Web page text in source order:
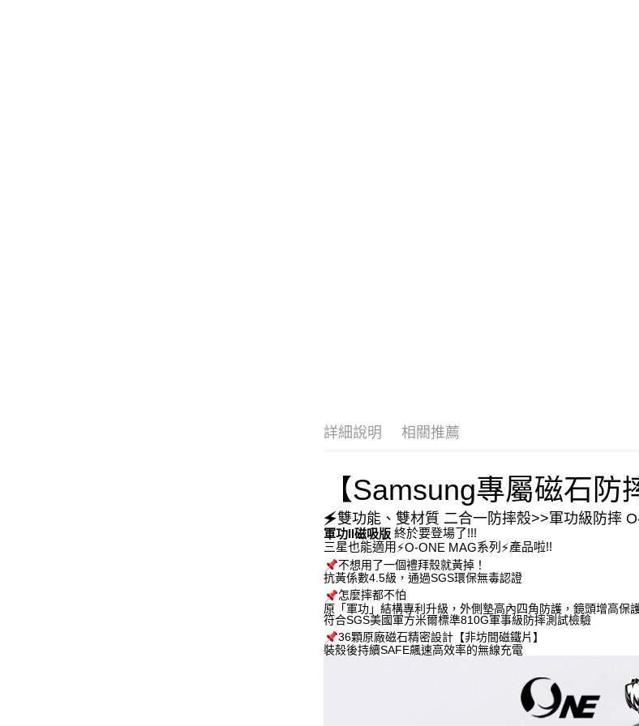
詳細說明 相關推薦
【Samsung專屬磁石 防
🗲雙功能、雙材質 二合一防摔殼>>軍功級防摔
軍功II磁吸版 終於要登場了!!!
三星也能適用 ⚡O-ONE MAG系列 ⚡產品啦!!
不想用了一個禮拜殼就黃掉！
抗黃係數4.5級，通過SGS環保無毒認證
怎麼摔都不怕
原「軍功」結構專利升級，外側墊高內四角防護，鏡頭增高保
符合SGS美國軍方米爾標準810G軍事級防摔測試檢驗
36顆原廠磁石精密設計【非坊間磁鐵片】
裝殼後持續SAFE飆速高效率的無線充電